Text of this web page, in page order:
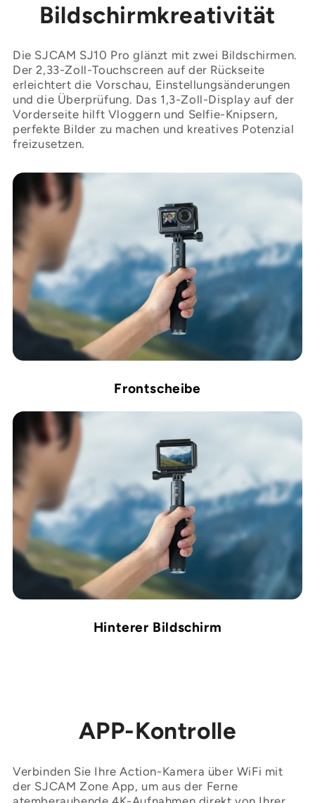
“
Bildschirmkreativität
Die SJCAM SJ10 Pro glänzt mit zwei Bildschirmen.
Der 2,33-Zoll-Touchscreen auf der Rückseite
erleichtert die Vorschau, Einstellungsänderungen
und die Überprüfung. Das 1,3-Zoll-Display auf der
Vorderseite hilft Vloggern und Selfie-Knipsern,
perfekte Bilder zu machen und kreatives Potenzial
freizusetzen.
Frontscheibe
Hinterer Bildschirm
APP-Kontrolle
Verbinden Sie Ihre Action-Kamera über WiFi mit
der SJCAM Zone App, um aus der Ferne